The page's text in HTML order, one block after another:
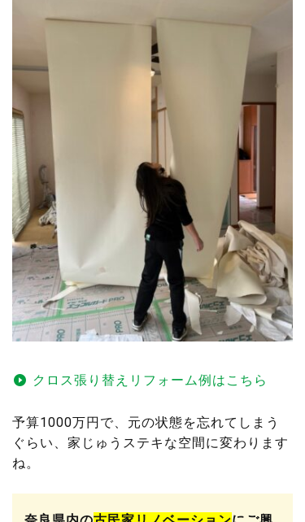
クロス張り替えリフォーム例はこちら
予算1000万円で、元の状態を忘れてしまう
ぐらい、家じゅうステキな空間に変わります
ね。